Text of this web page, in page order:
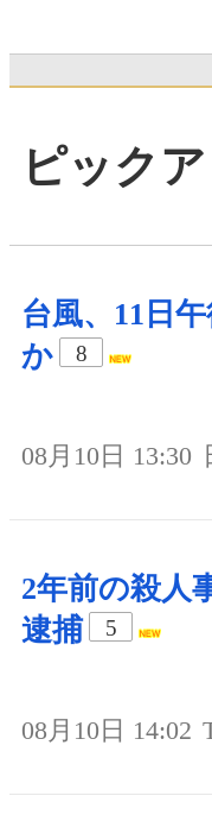
ピック
台風、11日
か
8
08月10日 13:30
2年前の殺人
逮捕
5
08月10日 14:02